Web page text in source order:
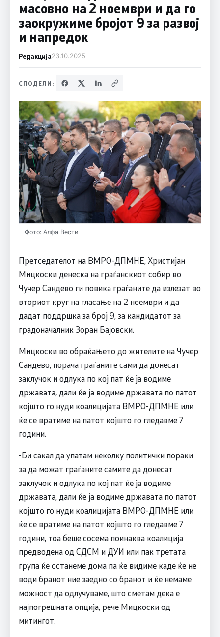
масовно на 2 ноември и да го
заокружиме бројот 9 за развој
и напредок
Редакција23.10.2025
СПОДЕЛИ:
Фото: Алфа Вести
Претседателот на ВМРО-ДПМНЕ, Христијан
Мицкоски денеска на граѓанскиот собир во
Чучер Сандево ги повика граѓаните да излезат во
вториот круг на гласање на 2 ноември и да
дадат поддршка за број 9, за кандидатот за
градоначалник Зоран Бајовски.
Мицкоски во обраќањето до жителите на Чучер
Сандево, порача граѓаните сами да донесат
заклучок и одлука по кој пат ќе ја водиме
државата, дали ќе ја водиме државата по патот
којшто го нуди коалицијата ВМРО-ДПМНЕ или
ќе се вратиме на патот којшто го гледавме 7
години.
-Би сакал да упатам неколку политички пораки
за да можат граѓаните самите да донесат
заклучок и одлука по кој пат ќе ја водиме
државата, дали ќе ја водиме државата по патот
којшто го нуди коалицијата ВМРО-ДПМНЕ или
ќе се вратиме на патот којшто го гледавме 7
години, тоа бешe сосема поинаква коалиција
предводена од СДСМ и ДУИ или пак третата
група ќе останеме дома па ќе видиме каде ќе не
води бранот ние заедно со бранот и ќе немаме
можност да одлучуваме, што сметам дека е
најпогрешната опција, рече Мицкоски од
митингот.